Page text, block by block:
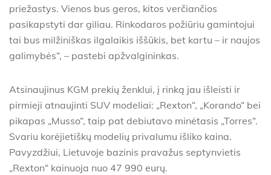
priežastys. Vienos bus geros, kitos verčiančios
pasikapstyti dar giliau. Rinkodaros požiūriu gamintojui
tai bus milžiniškas ilgalaikis iššūkis, bet kartu – ir naujos
galimybės“, – pastebi apžvalgininkas.
Atsinaujinus KGM prekių ženklui, į rinką jau išleisti ir
pirmieji atnaujinti SUV modeliai: „Rexton“, „Korando“ bei
pikapas „Musso“, taip pat debiutavo minėtasis „Torres“.
Svariu korėjietiškų modelių privalumu išliko kaina.
Pavyzdžiui, Lietuvoje bazinis pravažus septynvietis
„Rexton“ kainuoja nuo 47 990 eurų.